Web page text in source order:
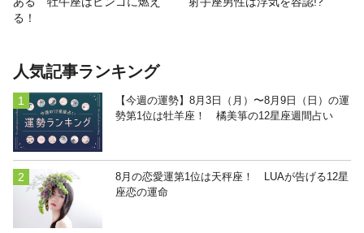
る！
人気記事ランキング
【今週の運勢】8月3日（月）〜8月9日（日）の運
勢第1位は牡羊座！ 橘美箏の12星座週間占い
8月の恋愛運第1位は天秤座！ LUAが告げる12星
座恋の運命